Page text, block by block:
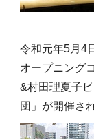
令和元年5月4
オープニング
&村田理夏子
団」が開催さ